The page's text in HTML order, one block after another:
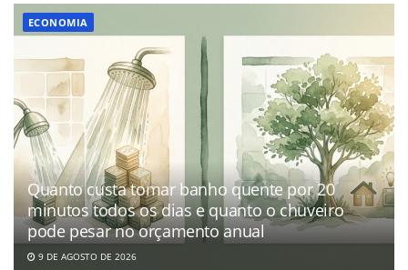
ECONOMIA
Quanto custa tomar banho quente por 20
minutos todos os dias e quanto o chuveiro
pode pesar no orçamento anual
9 DE AGOSTO DE 2026